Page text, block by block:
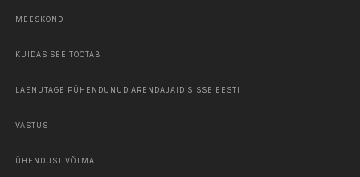
MEESKOND
KUIDAS SEE TÖÖTAB
LAENUTAGE PÜHENDUNUD ARENDAJAID SISSE EESTI
VASTUS
ÜHENDUST VÕTMA